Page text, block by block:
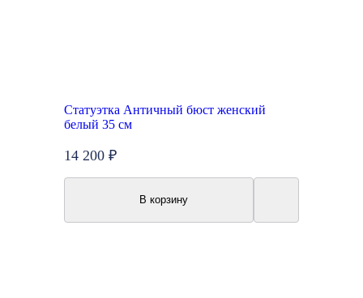
Статуэтка Античный бюст женский
белый 35 см
14 200 ₽
В корзину